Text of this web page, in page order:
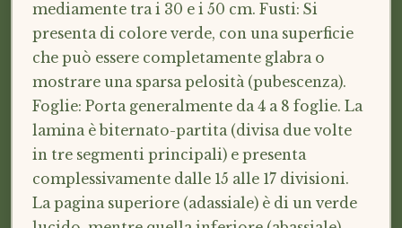
mediamente tra i 30 e i 50 cm. Fusti: Si
presenta di colore verde, con una superficie
che può essere completamente glabra o
mostrare una sparsa pelosità (pubescenza).
Foglie: Porta generalmente da 4 a 8 foglie. La
lamina è biternato-partita (divisa due volte
in tre segmenti principali) e presenta
complessivamente dalle 15 alle 17 divisioni.
La pagina superiore (adassiale) è di un verde